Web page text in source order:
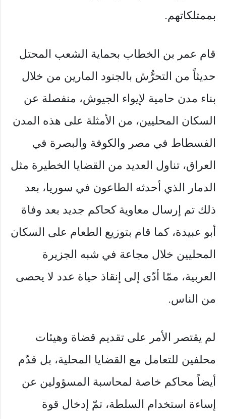
بممتلكاتهم.
قام عمر بن الخطاب بحماية الشعب المحتل
حديثاً من التحرُّش بالجنود المارين من خلال
بناء مدن حامية لإيواء الجيوش، منفصلة عن
السكان المحليين، من الأمثلة على هذه المدن
الفسطاط في مصر والكوفة والبصرة في
العراق، تناول العديد من القضايا الخطيرة مثل
الدمار الذي أحدثه الطاعون في سوريا، بعد
ذلك تم إرسال معاوية كحاكم جديد بعد وفاة
أبو عبيدة، كما قام بتوزيع الطعام على السكان
المحليين خلال مجاعة في شبه الجزيرة
العربية، ممّا أدّى إلى إنقاذ حياة عدد لا يحصى
من الناس.
لم يقتصر الأمر على تقديم قضاة وهيئات
محلفين للتعامل مع القضايا المحلية، بل قدّم
أيضاً محاكم خاصة لمحاسبة المسؤولين عن
إساءة استخدام السلطة، تمّ إدخال قوة